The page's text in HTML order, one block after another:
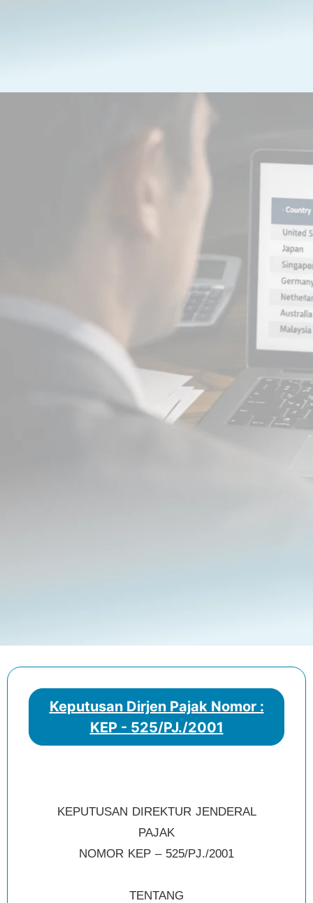
Keputusan Dirjen Pajak Nomor :
KEP - 525/PJ./2001
KEPUTUSAN DIREKTUR JENDERAL
PAJAK
NOMOR KEP – 525/PJ./2001
TENTANG